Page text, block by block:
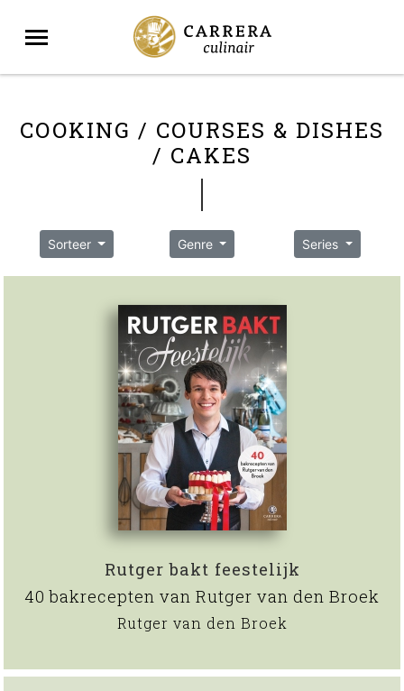
COOKING / COURSES & DISHES
/ CAKES
Sorteer Genre Series
Rutger bakt feestelijk
40 bakrecepten van Rutger van den Broek
Rutger van den Broek